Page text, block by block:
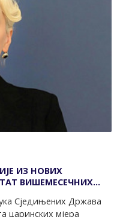
ИЗ НОВИХ
ВИШЕМЕСЕЧНИХ
Сједињених Држава
царинских мјера